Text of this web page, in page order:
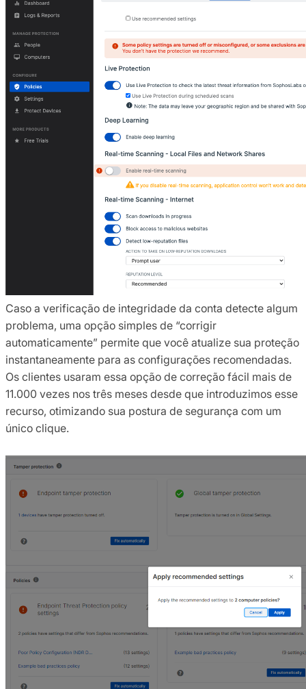
Caso a verificação de integridade da conta detecte algum
problema, uma opção simples de “corrigir
automaticamente” permite que você atualize sua proteção
instantaneamente para as configurações recomendadas.
Os clientes usaram essa opção de correção fácil mais de
11.000 vezes nos três meses desde que introduzimos esse
recurso, otimizando sua postura de segurança com um
único clique.